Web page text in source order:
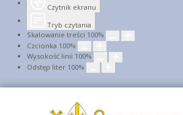
Czytnik ekranu
Tryb czytania
Skalowanie treści 100%
Czcionka 100%
Wysokość linii 100%
Odstęp liter 100%